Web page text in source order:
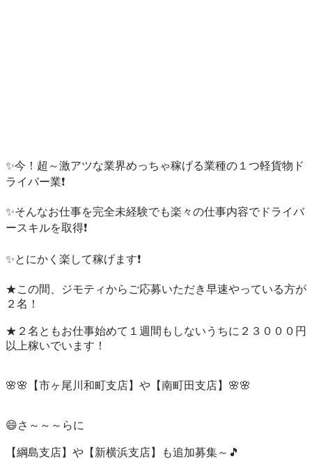
✨今！超～激アツな業界めっちゃ稼げる業種の１つ軽貨物ド
ライバー業❗️
✨そんなお仕事を完全未経験でも楽々の仕事内容でドライバ
ースキルを取得❗️
✨とにかく楽して稼げます❗️
★この間、ジモティからご応募いただき早速やっている方が
２名！
★２名ともお仕事始めて１週間もしないうちに２３０００円
以上稼いでいます！
🌸🌸【市ヶ尾川和町支店】や【南町田支店】🌸🌸
😄さ～～～らに
【綱島支店】や【新横浜支店】も追加募集～🎵